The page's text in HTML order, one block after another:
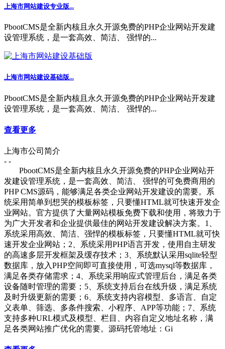
上海市网站建设专业版...
PbootCMS是全新内核且永久开源免费的PHP企业网站开发建
设管理系统，是一套高效、简洁、 强悍的...
上海市网站建设基础版...
PbootCMS是全新内核且永久开源免费的PHP企业网站开发建
设管理系统，是一套高效、简洁、 强悍的...
查看更多
上海市公司简介
- -
PbootCMS是全新内核且永久开源免费的PHP企业网站开
发建设管理系统，是一套高效、简洁、 强悍的可免费商用的
PHP CMS源码，能够满足各类企业网站开发建设的需要。系
统采用简单到想哭的模板标签，只要懂HTML就可快速开发企
业网站。官方提供了大量网站模板免费下载和使用，将致力于
为广大开发者和企业提供最佳的网站开发建设解决方案。1、
系统采用高效、简洁、强悍的模板标签，只要懂HTML就可快
速开发企业网站；2、系统采用PHP语言开发，使用自主研发
的高速多层开发框架及缓存技术；3、系统默认采用sqlite轻型
数据库，放入PHP空间即可直接使用，可选mysql等数据库，
满足各类存储需求；4、系统采用响应式管理后台，满足各类
设备随时管理的需要；5、系统支持后台在线升级，满足系统
及时升级更新的需要；6、系统支持内容模型、多语言、自定
义表单、筛选、多条件搜索、小程序、APP等功能；7、系统
支持多种URL模式及模型、栏目、内容自定义地址名称，满
足各类网站推广优化的需要。源码托管地址：Gi